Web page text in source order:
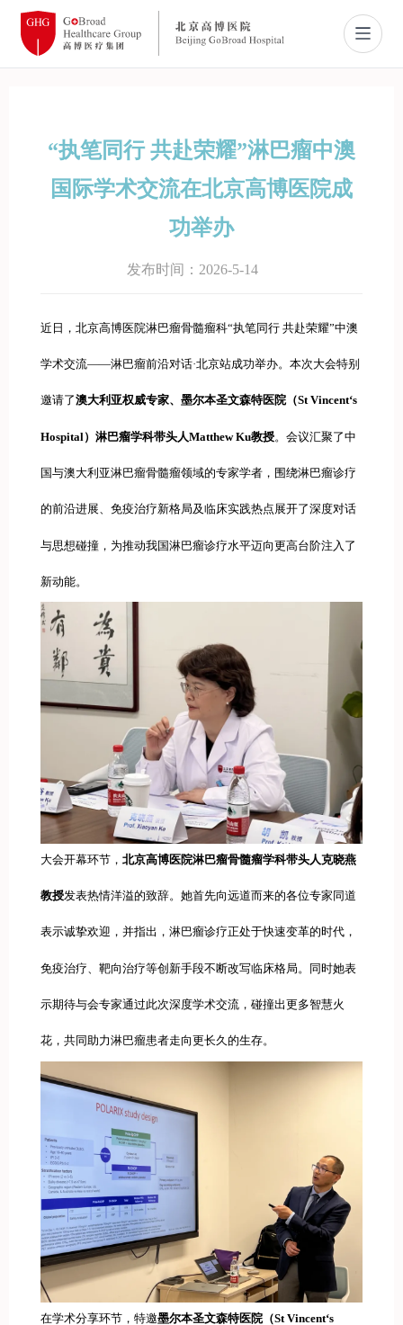
临床试验
患者家园
“执笔同行 共赴荣耀”淋巴瘤中澳
国际学术交流在北京高博医院成
功举办
发布时间：2026-5-14
近日，北京高博医院淋巴瘤骨髓瘤科“执笔同行 共赴荣耀”中澳
学术交流——淋巴瘤前沿对话·北京站成功举办。本次大会特别
邀请了澳大利亚权威专家、墨尔本圣文森特医院（St Vincent‘s
Hospital）淋巴瘤学科带头人Matthew Ku教授。会议汇聚了中
国与澳大利亚淋巴瘤骨髓瘤领域的专家学者，围绕淋巴瘤诊疗
的前沿进展、免疫治疗新格局及临床实践热点展开了深度对话
与思想碰撞，为推动我国淋巴瘤诊疗水平迈向更高台阶注入了
新动能。
大会开幕环节， 北京高博医院淋巴瘤骨髓瘤学科带头人克晓燕
教授发表热情洋溢的致辞。她首先向远道而来的各位专家同道
表示诚挚欢迎，并指出，淋巴瘤诊疗正处于快速变革的时代，
免疫治疗、靶向治疗等创新手段不断改写临床格局。同时她表
示期待与会专家通过此次深度学术交流，碰撞出更多智慧火
花，共同助力淋巴瘤患者走向更长久的生存。
在学术分享环节，特邀墨尔本圣文森特医院（St Vincent‘s